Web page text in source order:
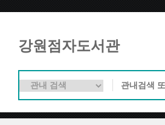
강원점자도서관